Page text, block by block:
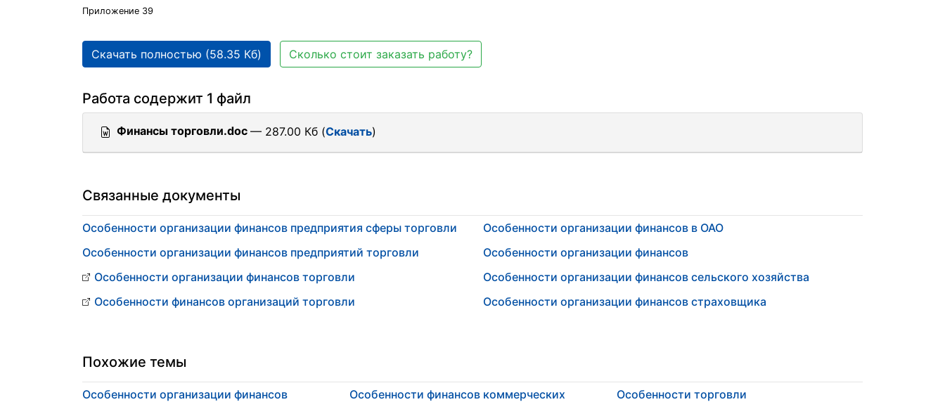
Приложение 39
Скачать полностью (58.35 Кб) Сколько стоит заказать работу?
Работа содержит 1 файл
Финансы торговли.doc — 287.00 Кб (Скачать)
Связанные документы
Особенности организации финансов предприятия сферы торговли
Особенности организации финансов предприятий торговли
Особенности организации финансов торговли
Особенности финансов организаций торговли
Особенности организации финансов в ОАО
Особенности организации финансов
Особенности организации финансов сельского хозяйства
Особенности организации финансов страховщика
Похожие темы
Особенности организации финансов
Особенности финансов коммерческих
Особенности торговли